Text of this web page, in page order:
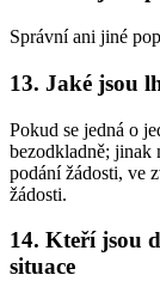
Správní ani jiné
13. Jaké jsou
Pokud se jedná o
bezodkladně; jinak
podání žádosti, ve
žádosti.
14. Kteří jsou
situace